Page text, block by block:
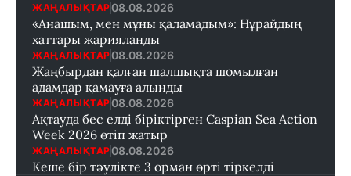
ЖАҢАЛЫҚТАР 08.08.2026
«Анашым, мен мұны қаламадым»: Нұрайдың
хаттары жарияланды
ЖАҢАЛЫҚТАР 08.08.2026
Жаңбырдан қалған шалшықта шомылған
адамдар қамауға алынды
ЖАҢАЛЫҚТАР 08.08.2026
Ақтауда бес елді біріктірген Caspian Sea Action
Week 2026 өтіп жатыр
ЖАҢАЛЫҚТАР 08.08.2026
Кеше бір тәулікте 3 орман өрті тіркелді